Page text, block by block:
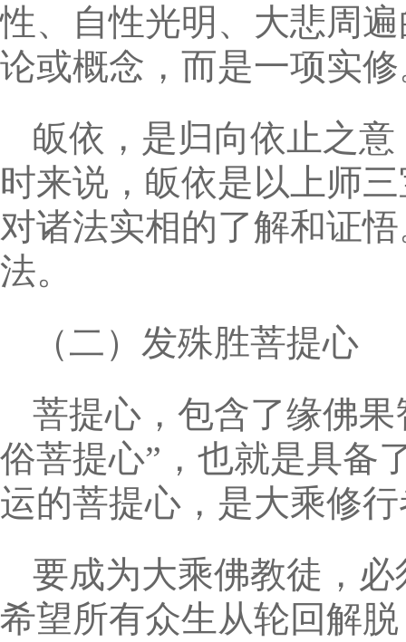
性、自性光明、大悲周
论或概念，而是一项实
皈依，是归向依止之
时来说，皈依是以上师
对诸法实相的了解和证
法。
（二）发殊胜菩提心
菩提心，包含了缘佛
俗菩提心”，也就是具
运的菩提心，是大乘修
要成为大乘佛教徒，
希望所有众生从轮回解